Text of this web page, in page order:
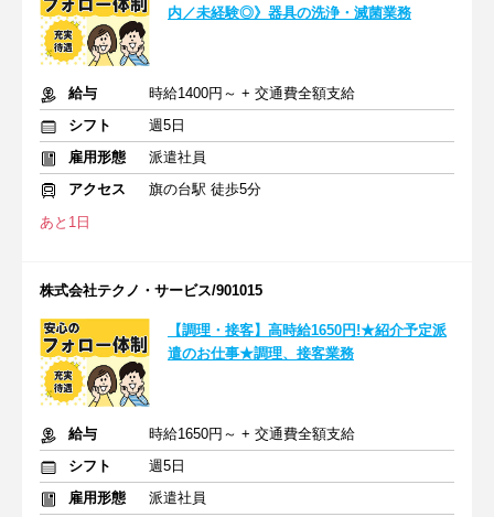
内／未経験◎》器具の洗浄・滅菌業務
給与
時給1400円～ + 交通費全額支給
シフト
週5日
雇用形態
派遣社員
アクセス
旗の台駅 徒歩5分
あと1日
株式会社テクノ・サービス/901015
【調理・接客】高時給1650円!★紹介予定派
遣のお仕事★調理、接客業務
給与
時給1650円～ + 交通費全額支給
シフト
週5日
雇用形態
派遣社員